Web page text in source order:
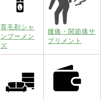
育毛剤シャ
ンプーメン
ズ
腰痛・関節痛サ
プリメント